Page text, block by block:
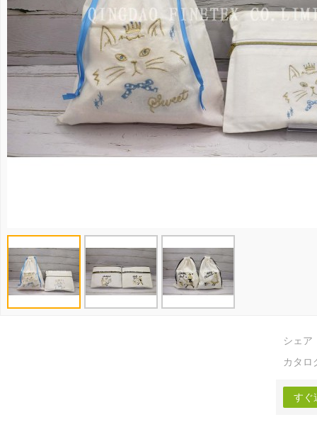
シェア
カタロ
すぐ